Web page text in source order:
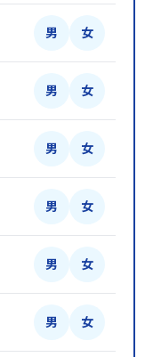
男 女
男 女
男 女
男 女
男 女
男 女